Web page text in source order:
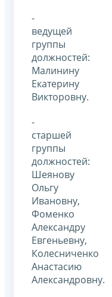
-
ведущей
группы
должностей:
Малинину
Екатерину
Викторовну.
-
старшей
группы
должностей:
Шеянову
Ольгу
Ивановну,
Фоменко
Александру
Евгеньевну,
Колесниченко
Анастасию
Александровну.